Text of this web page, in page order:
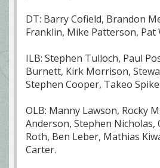
DT: Barry Cofield, Brandon
Franklin, Mike Patterson, Pat
ILB: Stephen Tulloch, Paul
Burnett, Kirk Morrison,
Stephen Cooper, Takeo
OLB: Manny Lawson, Rocky
Anderson, Stephen Nicholas,
Roth, Ben Leber, Mathias
Carter.